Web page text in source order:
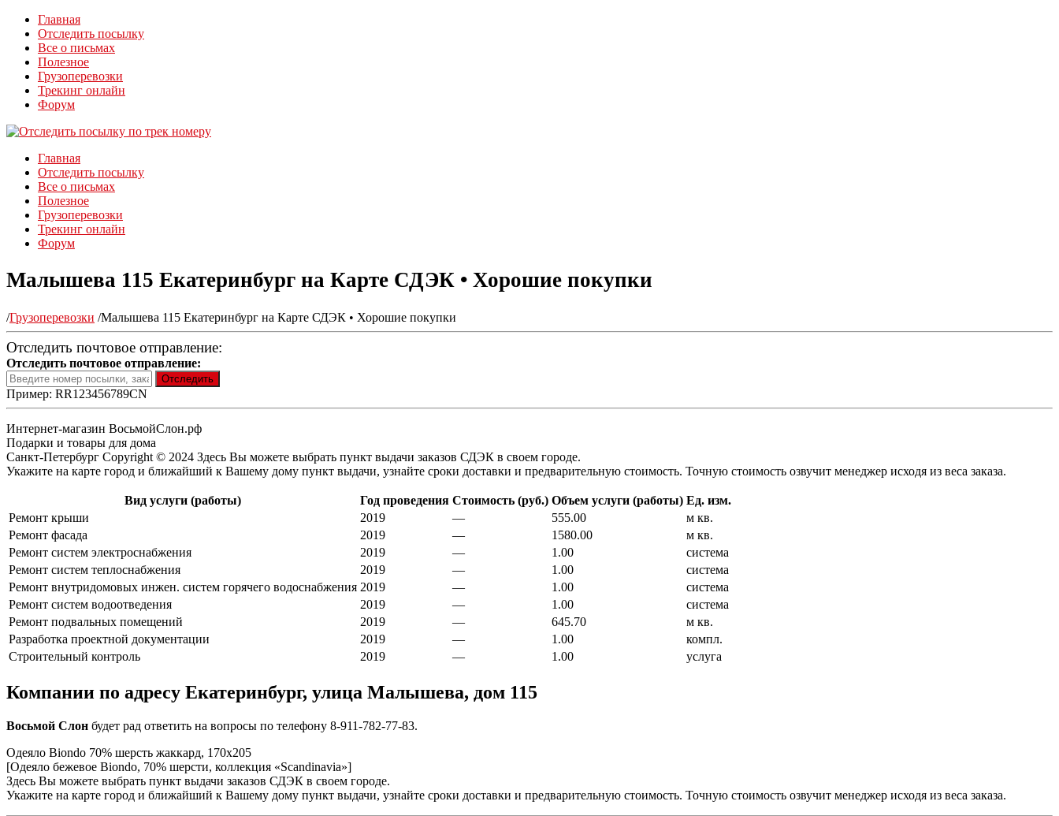
Главная
Отследить посылку
Все о письмах
Полезное
Грузоперевозки
Трекинг онлайн
Форум
Главная
Отследить посылку
Все о письмах
Полезное
Грузоперевозки
Трекинг онлайн
Форум
Малышева 115 Екатеринбург на Карте СДЭК • Хорошие покупки
/Грузоперевозки /Малышева 115 Екатеринбург на Карте СДЭК • Хорошие покупки
Отследить почтовое отправление:
Отследить почтовое отправление:
Пример: RR123456789CN
Интернет-магазин ВосьмойСлон.рф
Подарки и товары для дома
Санкт-Петербург Сopyright © 2024 Здесь Вы можете выбрать пункт выдачи заказов СДЭК в своем городе.
Укажите на карте город и ближайший к Вашему дому пункт выдачи, узнайте сроки доставки и предварительную стоимость. Точную стоимость озвучит менеджер исходя из веса заказа.
Вид услуги (работы) Год проведения Стоимость (руб.) Объем услуги (работы) Ед. изм.
Ремонт крыши
2019 — 555.00
м кв.
Ремонт фасада
2019 — 1580.00
м кв.
Ремонт систем электроснабжения
2019 — 1.00
cистема
Ремонт систем теплоснабжения
2019 — 1.00
cистема
Ремонт внутридомовых инжен. систем горячего водоснабжения 2019 — 1.00
cистема
Ремонт систем водоотведения
2019 — 1.00
cистема
Ремонт подвальных помещений
2019 — 645.70
м кв.
Разработка проектной документации
2019 — 1.00
компл.
Строительный контроль
2019 — 1.00 услуга
Компании по адресу Екатеринбург, улица Малышева, дом 115
Восьмой Слон будет рад ответить на вопросы по телефону 8-911-782-77-83.
Одеяло Biondo 70% шерсть жаккард, 170х205
[Одеяло бежевое Biondo, 70% шерсти, коллекция «Scandinavia»]
Здесь Вы можете выбрать пункт выдачи заказов СДЭК в своем городе.
Укажите на карте город и ближайший к Вашему дому пункт выдачи, узнайте сроки доставки и предварительную стоимость. Точную стоимость озвучит менеджер исходя из веса заказа.